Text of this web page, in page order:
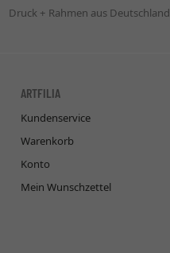
Druck + Rahmen aus Deutschland
ARTFILIA
Kundenservice
Warenkorb
Konto
Mein Wunschzettel